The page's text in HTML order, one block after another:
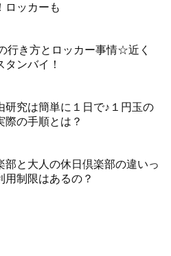
ロッカーも
行き方とロッカー事情☆近く
ンバイ！
研究は簡単に１日で♪１円玉の
際の手順とは？
部と大人の休日倶楽部の違いっ
用制限はあるの？